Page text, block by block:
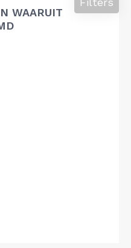
WAARUIT